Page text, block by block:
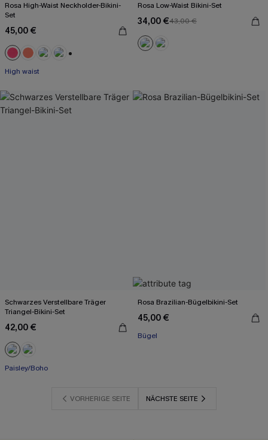
Rosa High-Waist Neckholder-Bikini-
Set
45,00 €
High waist
Rosa Low-Waist Bikini-Set
34,00 €43,00 €
Schwarzes Verstellbare Träger
Triangel-Bikini-Set
42,00 €
Mit Gratis-Maßband
Paisley/Boho
Rosa Brazilian-Bügelbikini-Set
45,00 €
Bügel
VORHERIGE SEITE NÄCHSTE SEITE